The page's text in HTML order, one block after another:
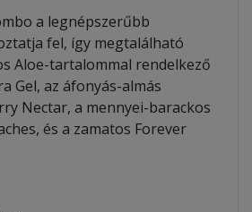
a legnépszerűbb
fel, így megtalálható
Aloe-tartalommal rendelkező
Gel, az áfonyás-almás
Nectar, a mennyei-barackos
és a zamatos Forever